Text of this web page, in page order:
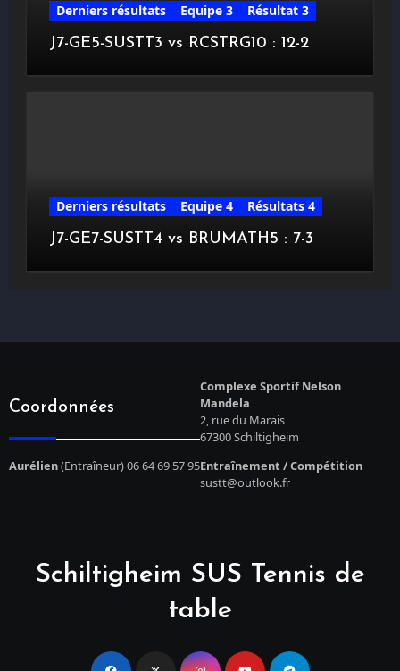
Derniers résultats Equipe 3
Résultat 3
J7-GE5-SUSTT3 vs RCSTRG10 : 12-2
Derniers résultats Equipe 4
Résultats 4
J7-GE7-SUSTT4 vs BRUMATH5 : 7-3
Coordonnées
Complexe Sportif Nelson
Mandela
2, rue du Marais
67300 Schiltigheim
Aurélien(Entraîneur) 06 64 69 57 95Entraînement / Compétition
sustt@outlook.fr
Schiltigheim SUS Tennis de
table